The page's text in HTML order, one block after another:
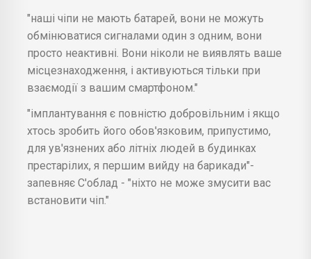
"наші чіпи не мають батарей, вони не можуть
обмінюватися сигналами один з одним, вони
просто неактивні. Вони ніколи не виявлять ваше
місцезнаходження, і активуються тільки при
взаємодії з вашим смартфоном."
"імплантування є повністю добровільним і якщо
хтось зробить його обов'язковим, припустимо,
для ув'язнених або літніх людей в будинках
престарілих, я першим вийду на барикади"-
запевняє С'облад - "ніхто не може змусити вас
встановити чіп."